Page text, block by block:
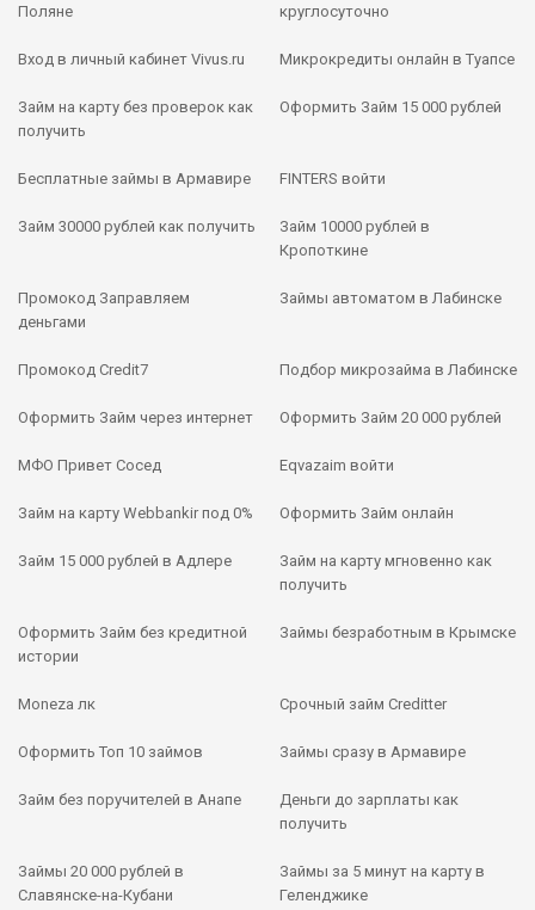
Поляне
круглосуточно
Вход в личный кабинет Vivus.ru Микрокредиты онлайн в Туапсе
Займ на карту без проверок как
получить
Оформить Займ 15 000 рублей
Бесплатные займы в Армавире FINTERS войти
Займ 30000 рублей как получить
Займ 10000 рублей в
Кропоткине
Промокод Заправляем
деньгами
Займы автоматом в Лабинске
Промокод Credit7 Подбор микрозайма в Лабинске
Оформить Займ через интернет Оформить Займ 20 000 рублей
МФО Привет Сосед Eqvazaim войти
Займ на карту Webbankir под 0% Оформить Займ онлайн
Займ 15 000 рублей в Адлере
Займ на карту мгновенно как
получить
Оформить Займ без кредитной
истории
Займы безработным в Крымске
Moneza лк Срочный займ Creditter
Оформить Топ 10 займов Займы сразу в Армавире
Займ без поручителей в Анапе
Деньги до зарплаты как
получить
Займы 20 000 рублей в
Славянске-на-Кубани
Займы за 5 минут на карту в
Геленджике